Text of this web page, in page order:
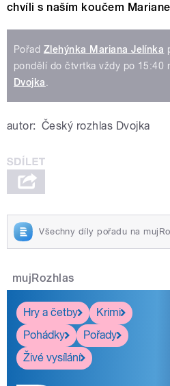
chvíli s naším koučem
Pořad Zlehýnka Mariana Jelínka
pondělí do čtvrtka vždy po 15:40
Dvojka.
autor: Český rozhlas Dvojka
Všechny díly pořadu na
mujRozhlas
Hry a četby
Krimi
Pohádky
Pořady
Živé vysílání